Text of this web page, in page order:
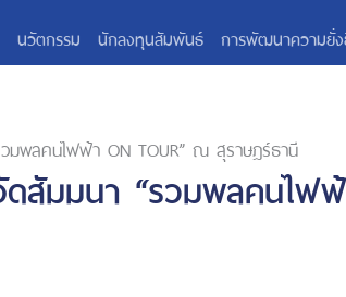
นวัตกรรม นักลงทุนสัมพันธ์ การพัฒนาความยั่
วมพลคนไฟฟ้า ON TOUR” ณ สุราษฎร์ธานี
ดสัมมนา “รวมพลคนไฟ